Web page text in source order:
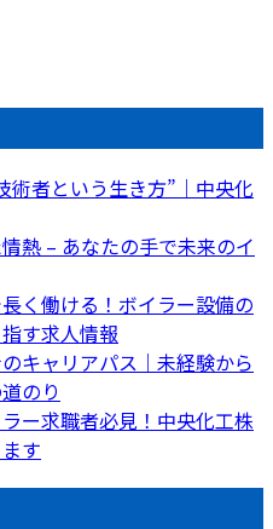
術者という生き方”｜中央化
熱 – あなたの手で未来のイ
く働ける！ボイラー設備の
す求人情報
キャリアパス｜未経験から
のり
ー求職者必見！中央化工株
す